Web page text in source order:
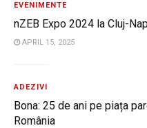
EVENIMENTE
nZEB Expo 2024 la Cluj-
APRIL 15, 2025
ADEZIVI
Bona: 25 de ani pe piața
România